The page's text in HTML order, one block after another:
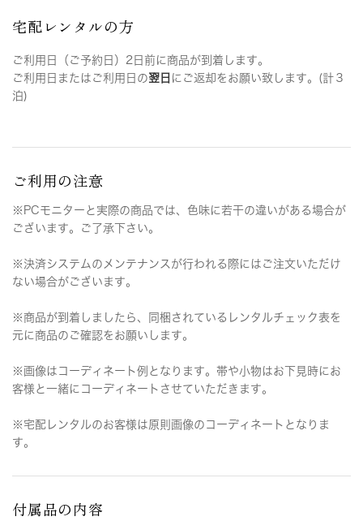
宅配レンタルの方
ご利用日（ご予約日）2日前に商品が到着します。
ご利用日またはご利用日の翌日 にご返却をお願い致します。(計３
泊)
ご利用の注意
※PCモニターと実際の商品では、色味に若干の違いがある場合が
ございます。ご了承下さい。
※決済システムのメンテナンスが行われる際にはご注文いただけ
ない場合がございます。
※商品が到着しましたら、同梱されているレンタルチェック表を
元に商品のご確認をお願いします。
※画像はコーディネート例となります。帯や小物はお下見時にお
客様と一緒にコーディネートさせていただきます。
※宅配レンタルのお客様は原則画像のコーディネートとなりま
す。
付属品の内容